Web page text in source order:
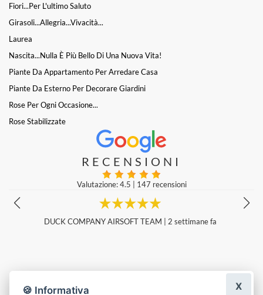
Fiori...per L'ultimo Saluto
Girasoli...Allegria...Vivacità...
Laurea
Nascita...nulla È Più Bello Di Una Nuova Vita!
Piante Da Appartamento Per Arredare Casa
Piante Da Esterno Per Decorare Giardini
Rose Per Ogni Occasione...
Rose Stabilizzate
RECENSIONI
Valutazione: 4.5 147 recensioni
Perfetto, confezionato a dovere veramente bello.
🍪 Informativa X